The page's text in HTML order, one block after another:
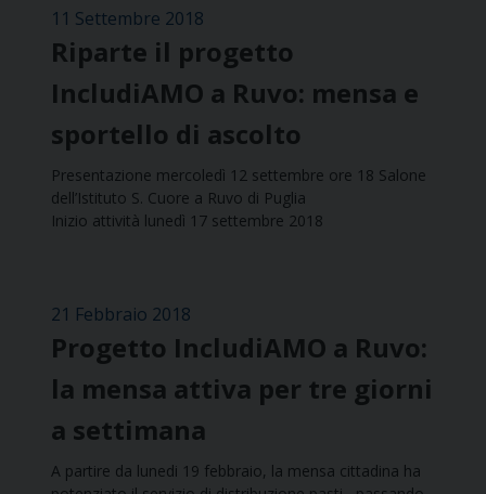
11 Settembre 2018
Riparte il progetto
IncludiAMO a Ruvo: mensa e
sportello di ascolto
Presentazione mercoledì 12 settembre ore 18 Salone
dell’Istituto S. Cuore a Ruvo di Puglia
Inizio attività lunedì 17 settembre 2018
21 Febbraio 2018
Progetto IncludiAMO a Ruvo:
la mensa attiva per tre giorni
a settimana
A partire da lunedi 19 febbraio, la mensa cittadina ha